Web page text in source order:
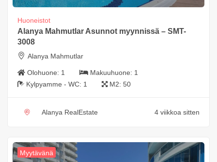
Huoneistot
Alanya Mahmutlar Asunnot myynnissä – SMT-
3008
Alanya Mahmutlar
Olohuone: 1 Makuuhuone: 1
Kylpyamme - WC: 1 M2: 50
Alanya RealEstate 4 viikkoa sitten
Myytävänä